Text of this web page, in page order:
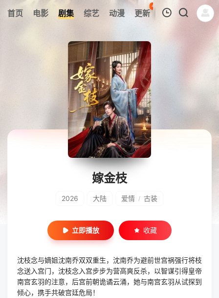
首页 电影 剧集 综艺 动漫 更新
48
热榜 APP
暂无观看影片的记录
嫁金枝
2026 大陆 爱情 / 古装
立即播放 收藏
沈枝念与嫡姐沈南乔双双重生，沈南乔为避前世宫祸强行将枝
念送入宫门，沈枝念入宫步步为营高爽反杀，以智谋引得皇帝
南宫玄羽的注意，后宫前朝诡谲云涌，她与南宫玄羽从试探到
倾心，携手共破宫廷危局！